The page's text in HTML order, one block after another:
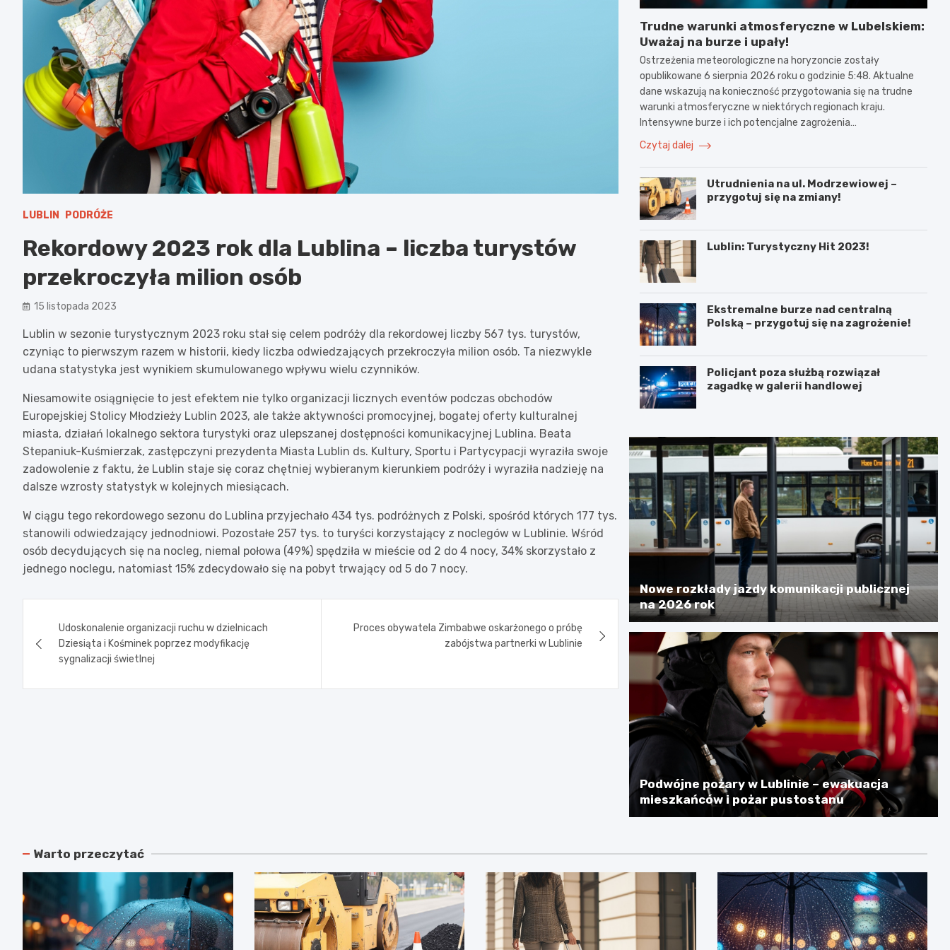
LUBLIN PODRÓŻE
Rekordowy 2023 rok dla Lublina – liczba turystów
przekroczyła milion osób
15 listopada 2023
Lublin w sezonie turystycznym 2023 roku stał się celem podróży dla rekordowej liczby 567 tys. turystów,
czyniąc to pierwszym razem w historii, kiedy liczba odwiedzających przekroczyła milion osób. Ta niezwykle
udana statystyka jest wynikiem skumulowanego wpływu wielu czynników.
Niesamowite osiągnięcie to jest efektem nie tylko organizacji licznych eventów podczas obchodów
Europejskiej Stolicy Młodzieży Lublin 2023, ale także aktywności promocyjnej, bogatej oferty kulturalnej
miasta, działań lokalnego sektora turystyki oraz ulepszanej dostępności komunikacyjnej Lublina. Beata
Stepaniuk-Kuśmierzak, zastępczyni prezydenta Miasta Lublin ds. Kultury, Sportu i Partycypacji wyraziła swoje
zadowolenie z faktu, że Lublin staje się coraz chętniej wybieranym kierunkiem podróży i wyraziła nadzieję na
dalsze wzrosty statystyk w kolejnych miesiącach.
W ciągu tego rekordowego sezonu do Lublina przyjechało 434 tys. podróżnych z Polski, spośród których 177 tys.
stanowili odwiedzający jednodniowi. Pozostałe 257 tys. to turyści korzystający z noclegów w Lublinie. Wśród
osób decydujących się na nocleg, niemal połowa (49%) spędziła w mieście od 2 do 4 nocy, 34% skorzystało z
jednego noclegu, natomiast 15% zdecydowało się na pobyt trwający od 5 do 7 nocy.
wpisu
Udoskonalenie organizacji ruchu w dzielnicach
Dziesiąta i Kośminek poprzez modyfikację
sygnalizacji świetlnej
Proces obywatela Zimbabwe oskarżonego o próbę
zabójstwa partnerki w Lublinie
Trudne warunki atmosferyczne w Lubelskiem:
Uważaj na burze i upały!
Ostrzeżenia meteorologiczne na horyzoncie zostały
opublikowane 6 sierpnia 2026 roku o godzinie 5:48. Aktualne
dane wskazują na konieczność przygotowania się na trudne
warunki atmosferyczne w niektórych regionach kraju.
Intensywne burze i ich potencjalne zagrożenia…
Czytaj dalej
Utrudnienia na ul. Modrzewiowej –
przygotuj się na zmiany!
Lublin: Turystyczny Hit 2023!
Ekstremalne burze nad centralną
Polską – przygotuj się na zagrożenie!
Policjant poza służbą rozwiązał
zagadkę w galerii handlowej
Nowe rozkłady jazdy komunikacji publicznej
na 2026 rok
Podwójne pożary w Lublinie – ewakuacja
mieszkańców i pożar pustostanu
Warto przeczytać